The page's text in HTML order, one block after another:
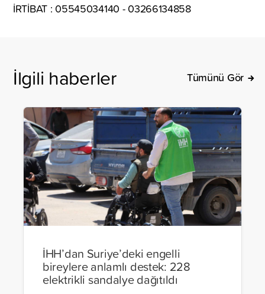
İRTİBAT : 05545034140 - 03266134858
İlgili haberler Tümünü Gör
İHH’dan Suriye’deki engelli
bireylere anlamlı destek: 228
elektrikli sandalye dağıtıldı